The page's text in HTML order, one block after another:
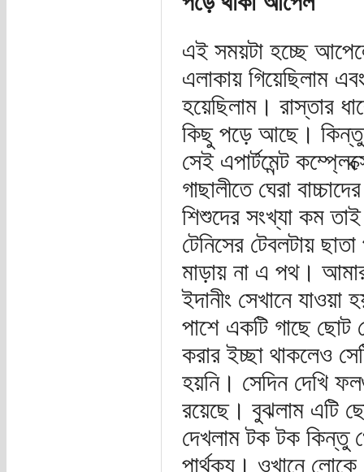
এই সময়টা হচ্ছে
এলাকায় গিয়েছিলাম
হয়েছিলাম। রাস্তার
কিছু পড়ে আছে। কিন্তু
সেই এপার্টমেন্ট
গাছালীতে ঘেরা
শিশুদের সংখ্যা কম
টেনিসের টেবলটায়
মাড়ায় না এ পথ। আমার
ইদানীং সেখানে
পাশে একটি গাছে ছোট
করার ইচ্ছা থাকলেও
হয়নি। সেদিন দেখি
রয়েছে। বুঝলাম এটি
দেখলাম টক টক কিন্তু
পার্থক্য। ওখানে লোকে